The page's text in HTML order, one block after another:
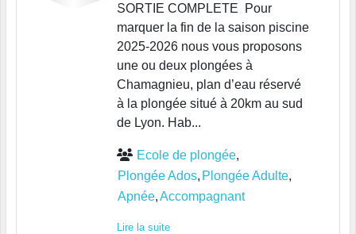
SORTIE COMPLETE Pour
marquer la fin de la saison piscine
2025-2026 nous vous proposons
une ou deux plongées à
Chamagnieu, plan d’eau réservé
à la plongée situé à 20km au sud
de Lyon. Hab...
Ecole de plongée
Plongée Ados Plongée Adulte
Apnée Accompagnant
Lire la suite